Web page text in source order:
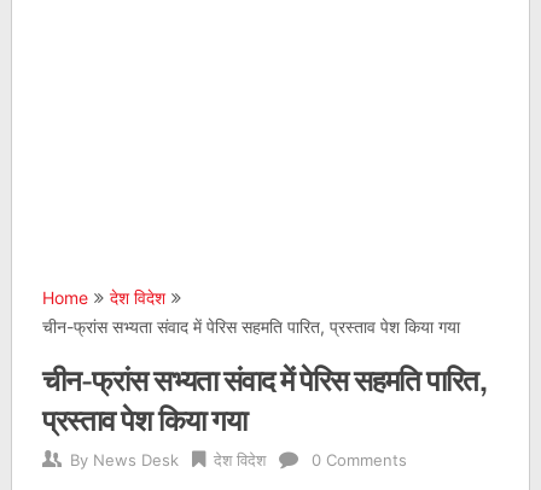
Home
देश विदेश
चीन-फ्रांस सभ्यता संवाद में पेरिस सहमति पारित, प्रस्ताव पेश किया गया
चीन-फ्रांस सभ्यता संवाद में पेरिस सहमति पारित,
प्रस्ताव पेश किया गया
By News Desk देश विदेश 0 Comments